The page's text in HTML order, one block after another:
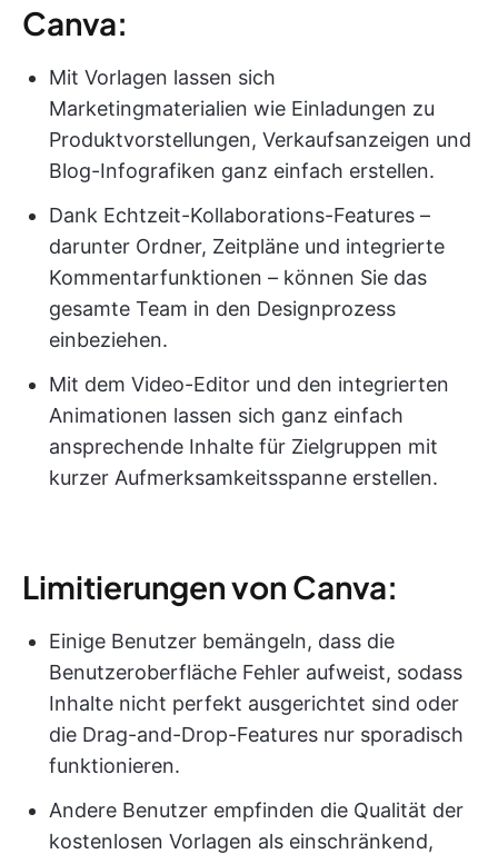
Canva:
Mit Vorlagen lassen sich
Marketingmaterialien wie Einladungen zu
Produktvorstellungen, Verkaufsanzeigen und
Blog-Infografiken ganz einfach erstellen.
Dank Echtzeit-Kollaborations-Features –
darunter Ordner, Zeitpläne und integrierte
Kommentarfunktionen – können Sie das
gesamte Team in den Designprozess
einbeziehen.
Mit dem Video-Editor und den integrierten
Animationen lassen sich ganz einfach
ansprechende Inhalte für Zielgruppen mit
kurzer Aufmerksamkeitsspanne erstellen.
Limitierungen von Canva:
Einige Benutzer bemängeln, dass die
Benutzeroberfläche Fehler aufweist, sodass
Inhalte nicht perfekt ausgerichtet sind oder
die Drag-and-Drop-Features nur sporadisch
funktionieren.
Andere Benutzer empfinden die Qualität der
kostenlosen Vorlagen als einschränkend,